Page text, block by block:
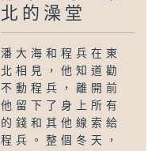
北的澡堂
潘大海和程兵在東
北相見，他知道勸
不動程兵，離開前
他留下了身上所有
的錢和其他線索給
程兵。整個冬天，